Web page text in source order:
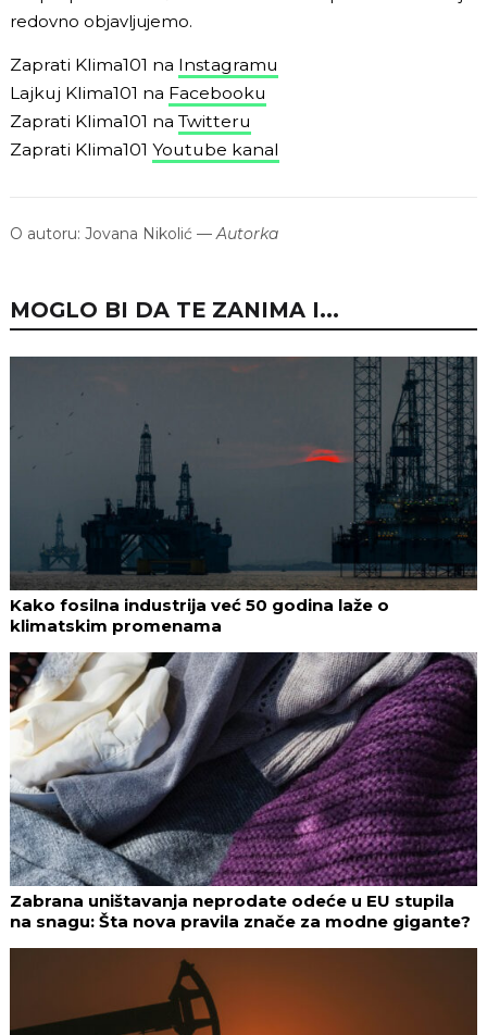
redovno objavljujemo.
Zaprati Klima101 na Instagramu
Lajkuj Klima101 na Facebooku
Zaprati Klima101 na Twitteru
Zaprati Klima101 Youtube kanal
O autoru: Jovana Nikolić —Autorka
MOGLO BI DA TE ZANIMA I...
Kako fosilna industrija već 50 godina laže o
klimatskim promenama
Zabrana uništavanja neprodate odeće u EU stupila
na snagu: Šta nova pravila znače za modne gigante?